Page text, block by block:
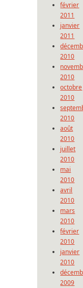
février
2011
janvier
2011
2010
2010
octobre
2010
2010
août
2010
juillet
2010
mai
2010
avril
2010
mars
2010
février
2010
janvier
2010
2009